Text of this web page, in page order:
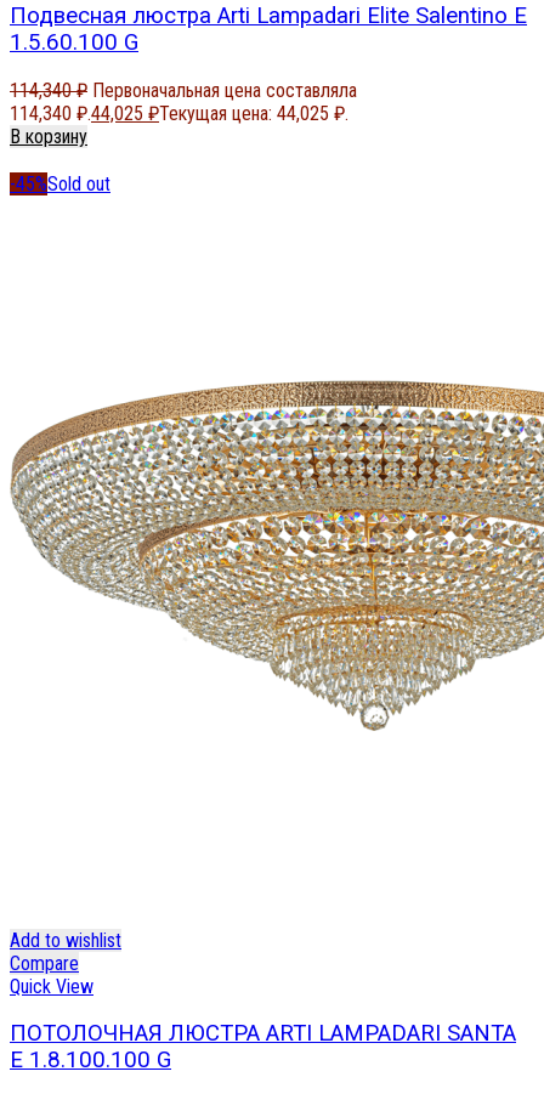
Подвесная люстра Arti Lampadari Elite Salentino E
1.5.60.100 G
114,340₽ Первоначальная цена составляла
114,340 ₽.44,025 ₽Текущая цена: 44,025 ₽.
В корзину
-45%Sold out
Add to wishlist
Compare
Quick View
ПОТОЛОЧНАЯ ЛЮСТРА ARTI LAMPADARI SANTA
E 1.8.100.100 G